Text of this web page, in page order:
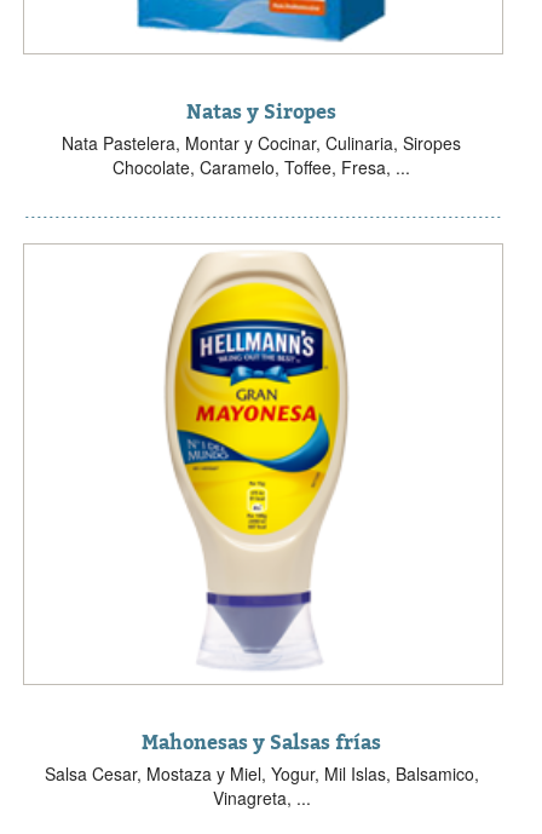
Natas y Siropes
Nata Pastelera, Montar y Cocinar, Culinaria, Siropes
Chocolate, Caramelo, Toffee, Fresa, ...
Mahonesas y Salsas frías
Salsa Cesar, Mostaza y Miel, Yogur, Mil Islas, Balsamico,
Vinagreta, ...